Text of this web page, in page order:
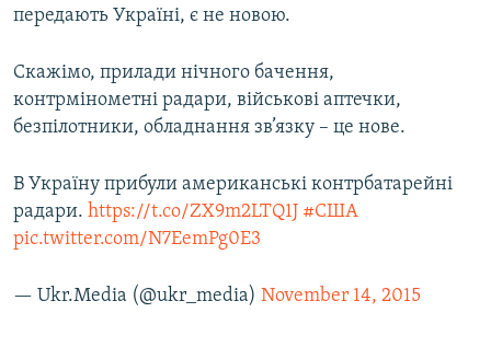
передають Україні, є не новою.
Скажімо, прилади нічного бачення,
контрмінометні радари, військові аптечки,
безпілотники, обладнання зв’язку – це нове.
В Україну прибули американські контрбатарейні
радари. https://t.co/ZX9m2LTQ1J #США
pic.twitter.com/N7EemPg0E3
— Ukr.Media (@ukr_media) November 14, 2015